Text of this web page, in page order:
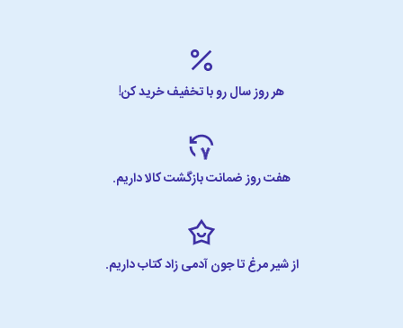
هر روز سال رو با تخفیف خرید کن!
هفت روز ضمانت بازگشت کالا داریم.
از شیر مرغ تا جون آدمی زاد کتاب داریم.